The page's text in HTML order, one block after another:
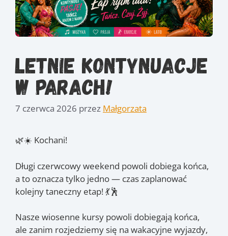
LetniE kontynuacje
w parach!
7 czerwca 2026 przez Małgorzata
🌿☀️ Kochani!
Długi czerwcowy weekend powoli dobiega końca,
a to oznacza tylko jedno — czas zaplanować
kolejny taneczny etap! 💃🕺
Nasze wiosenne kursy powoli dobiegają końca,
ale zanim rozjedziemy się na wakacyjne wyjazdy,